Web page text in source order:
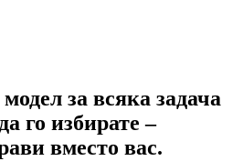
за всяка задача
го избирате –
вместо вас.